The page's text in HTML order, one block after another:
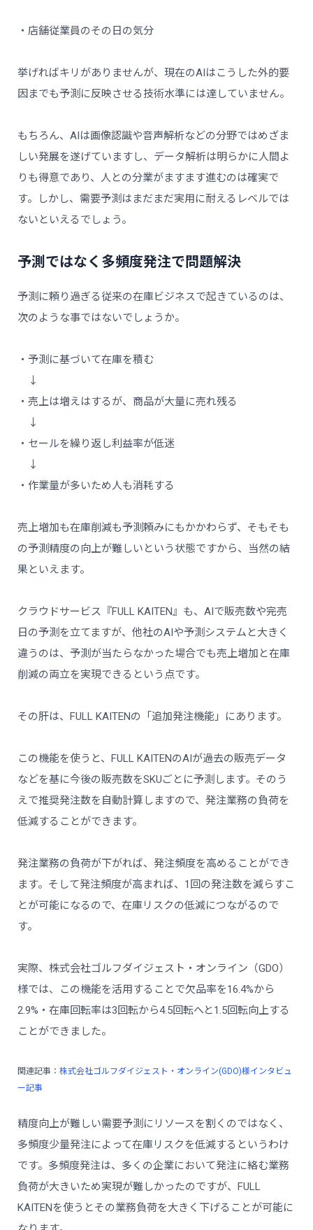
・店舗従業員のその日の気分
挙げればキリがありませんが、現在のAIはこうした外的要
因までも予測に反映させる技術水準には達していません。
もちろん、AIは画像認識や音声解析などの分野ではめざま
しい発展を遂げていますし、データ解析は明らかに人間よ
りも得意であり、人との分業がますます進むのは確実で
す。しかし、需要予測はまだまだ実用に耐えるレベルでは
ないといえるでしょう。
予測ではなく多頻度発注で問題解決
予測に頼り過ぎる従来の在庫ビジネスで起きているのは、
次のような事ではないでしょうか。
・予測に基づいて在庫を積む
↓
・売上は増えはするが、商品が大量に売れ残る
↓
・セールを繰り返し利益率が低迷
↓
・作業量が多いため人も消耗する
売上増加も在庫削減も予測頼みにもかかわらず、そもそも
の予測精度の向上が難しいという状態ですから、当然の結
果といえます。
クラウドサービス『FULL KAITEN』も、AIで販売数や完売
日の予測を立てますが、他社のAIや予測システムと大きく
違うのは、予測が当たらなかった場合でも売上増加と在庫
削減の両立を実現できるという点です。
その肝は、FULL KAITENの「追加発注機能」にあります。
この機能を使うと、FULL KAITENのAIが過去の販売データ
などを基に今後の販売数をSKUごとに予測します。そのう
えで推奨発注数を自動計算しますので、発注業務の負荷を
低減することができます。
発注業務の負荷が下がれば、発注頻度を高めることができ
ます。そして発注頻度が高まれば、1回の発注数を減らすこ
とが可能になるので、在庫リスクの低減につながるので
す。
実際、株式会社ゴルフダイジェスト・オンライン（GDO）
様では、この機能を活用することで欠品率を16.4%から
2.9%・在庫回転率は3回転から4.5回転へと1.5回転向上する
ことができました。
関連記事： 株式会社ゴルフダイジェスト・オンライン(GDO)様インタビュ
ー記事
精度向上が難しい需要予測にリソースを割くのではなく、
多頻度少量発注によって在庫リスクを低減するというわけ
です。多頻度発注は、多くの企業において発注に絡む業務
負荷が大きいため実現が難しかったのですが、FULL
KAITENを使うとその業務負荷を大きく下げることが可能に